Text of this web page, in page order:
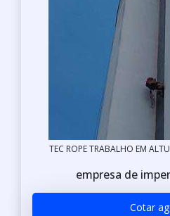
TEC ROPE TRABALHO EM
empresa de
Cotar